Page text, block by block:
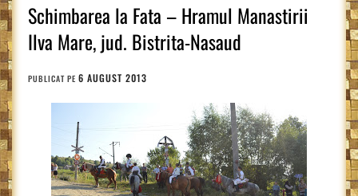
Schimbarea la Fata – Hramul Manastirii
Ilva Mare, jud. Bistrita-Nasaud
PUBLICAT PE 6 AUGUST 2013